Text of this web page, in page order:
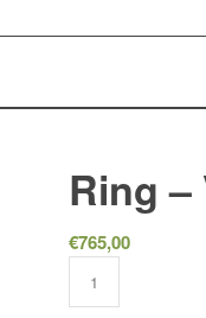
Ring
€765,00